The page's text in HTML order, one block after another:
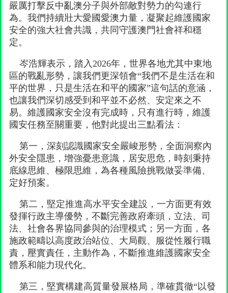
嚴厲打擊反中亂澳分子與外部敵對勢力的勾連行
為。我們持續壯大愛國愛澳力量，凝聚起維護國家
安全的強大社會共識，共同守護澳門社會祥和穩
定。
岑浩輝表示，踏入2026年，世界各地尤其中東地
區的戰亂形勢，讓我們更深領會“我們不是生活在和
平的世界，只是生活在和平的國家”這句話的意涵，
也讓我們深切感受到和平並不必然、安定來之不
易。維護國家安全沒有完成時，只有進行時，維護
國安任務至關重要，他對此提出三點看法：
第一，深刻認識國家安全嚴峻形勢，全面洞察內
外安全隱患，增強憂患意識，居安思危，時刻秉持
底線思維、極限思維，為各種風險挑戰做妥準備、
定好預案。
第二，堅定推進高水平安全建設，一方面更有效
發揮行政主導優勢，不斷完善政府牽頭，立法、司
法、社會各界協同參與的治理模式；另一方面，各
施政範疇以高度政治站位、大局觀、服從性履行職
責，壓實責任，主動作為，不斷推進維護國家安全
體系和能力現代化。
第三，堅實構建高質量發展格局，準確貫徹“以發